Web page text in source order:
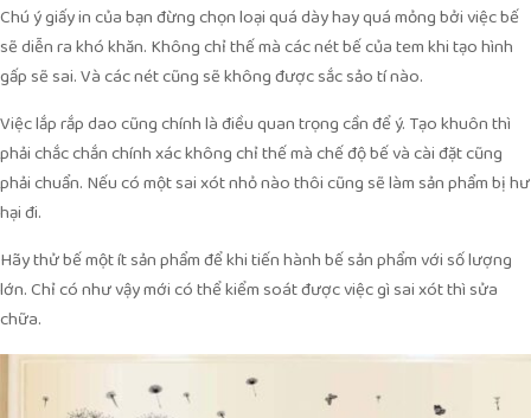
Chú ý giấy in của bạn đừng chọn loại quá dày hay quá mỏng bởi việc bế
sẽ diễn ra khó khăn. Không chỉ thế mà các nét bế của tem khi tạo hình
gấp sẽ sai. Và các nét cũng sẽ không được sắc sảo tí nào.
Việc lắp rắp dao cũng chính là điều quan trọng cần để ý. Tạo khuôn thì
phải chắc chắn chính xác không chỉ thế mà chế độ bế và cài đặt cũng
phải chuẩn. Nếu có một sai xót nhỏ nào thôi cũng sẽ làm sản phẩm bị hư
hại đi.
Hãy thử bế một ít sản phẩm để khi tiến hành bế sản phẩm với số lượng
lớn. Chỉ có như vậy mới có thể kiểm soát được việc gì sai xót thì sửa
chữa.